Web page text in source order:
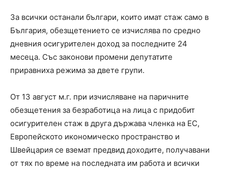
За всички останали българи, които имат стаж само в
България, обезщетението се изчислява по средно
дневния осигурителен доход за последните 24
месеца. Със законови промени депутатите
приравниха режима за двете групи.
От 13 август м.г. при изчисляване на паричните
обезщетения за безработица на лица с придобит
осигурителен стаж в друга държава членка на ЕС,
Европейското икономическо пространство и
Швейцария се вземат предвид доходите, получавани
от тях по време на последната им работа и всички